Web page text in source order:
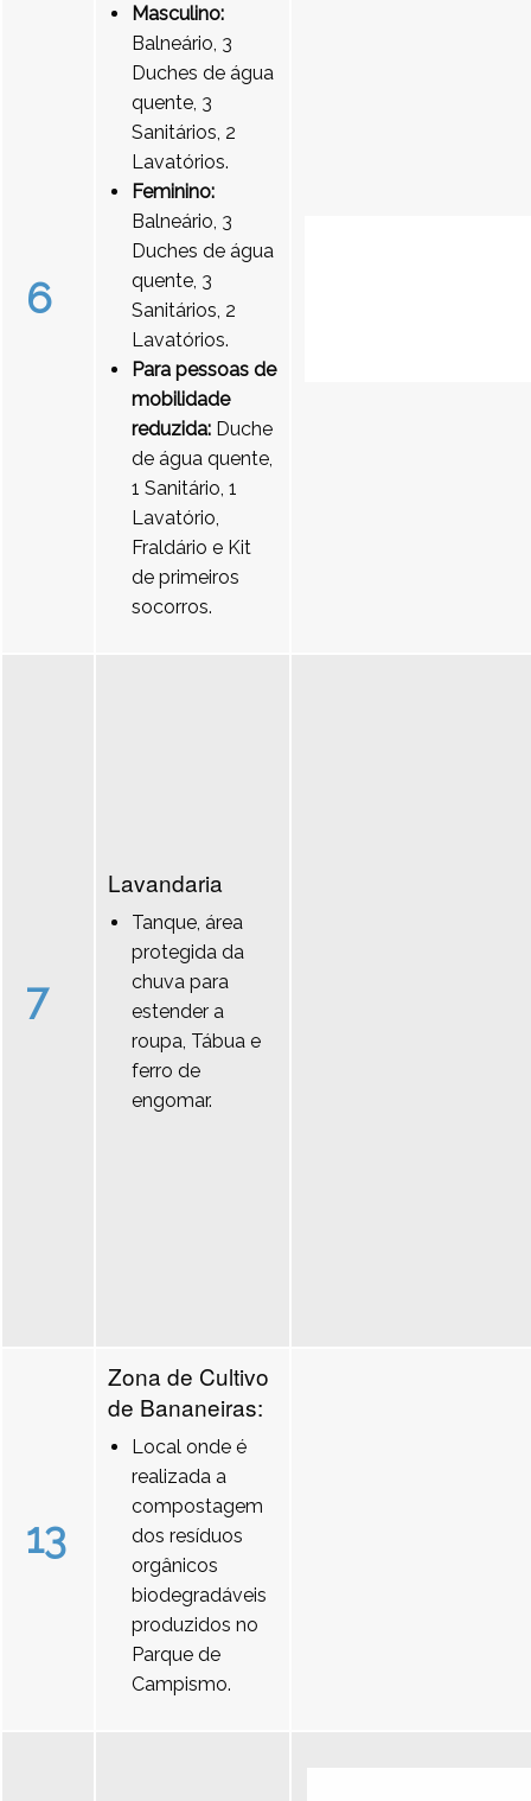
6
Masculino:
Balneário, 3
Duches de água
quente, 3
Sanitários, 2
Lavatórios.
Feminino:
Balneário, 3
Duches de água
quente, 3
Sanitários, 2
Lavatórios.
Para pessoas de
mobilidade
reduzida: Duche
de água quente,
1 Sanitário, 1
Lavatório,
Fraldário e Kit
de primeiros
socorros.
7
Lavandaria
Tanque, área
protegida da
chuva para
estender a
roupa, Tábua e
ferro de
engomar.
13
Zona de Cultivo
de Bananeiras:
Local onde é
realizada a
compostagem
dos resíduos
orgânicos
biodegradáveis
produzidos no
Parque de
Campismo.